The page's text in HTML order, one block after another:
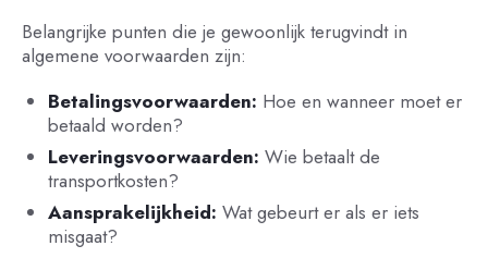
Belangrijke punten die je gewoonlijk terugvindt in
algemene voorwaarden zijn:
Betalingsvoorwaarden: Hoe en wanneer moet er
betaald worden?
Leveringsvoorwaarden: Wie betaalt de
transportkosten?
Aansprakelijkheid: Wat gebeurt er als er iets
misgaat?